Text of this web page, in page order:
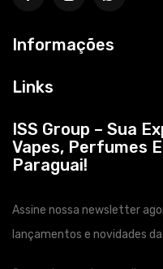
Informações
Links
ISS Group – Sua
Vapes, Perfumes
Paraguai!
Assine nossa newsletter
lançamentos e novidades